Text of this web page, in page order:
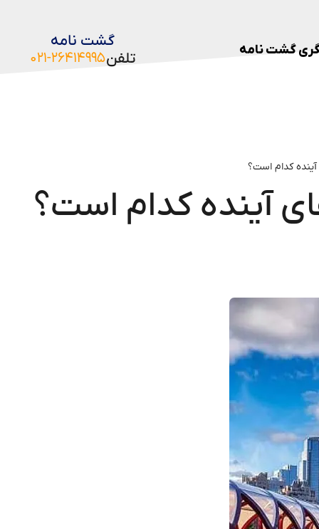
گشت نامه
گشت نامه
تلفن۰۲۱-۲۶۴۱۴۹۹۵
آینده کدام است؟
آینده کدام است؟